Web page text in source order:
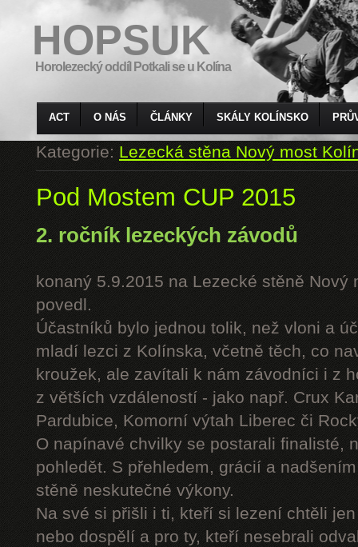
HOPSUK
Horolezecký oddíl Potkali se u Kolína
ACT O NÁS ČLÁNKY SKÁLY KOLÍNSKO
Kategorie:Lezecká stěna Nový most
Pod Mostem CUP 2015
2. ročník lezeckých závodů
konaný 5.9.2015 na Lezecké stěně Nový
povedl.
Účastníků bylo jednou tolik, než vloni a
mladí lezci z Kolínska, včetně těch, co
kroužek, ale zavítali k nám závodníci i z
z větších vzdáleností - jako např. Crux
Pardubice, Komorní výtah Liberec či
O napínavé chvilky se postarali finalisté,
pohledět. S přehledem, grácií a
stěně neskutečné výkony.
Na své si přišli i ti, kteří si lezení chtěli
nebo dospělí a pro ty, kteří nesebrali